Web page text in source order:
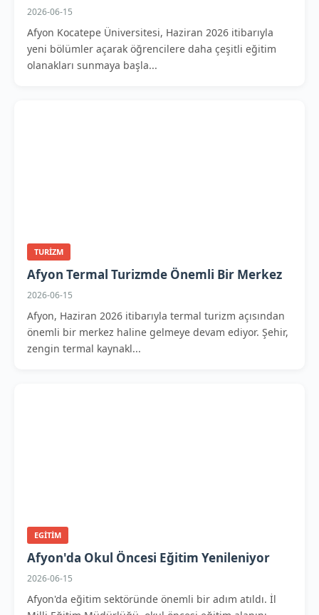
2026-06-15
Afyon Kocatepe Üniversitesi, Haziran 2026 itibarıyla
yeni bölümler açarak öğrencilere daha çeşitli eğitim
olanakları sunmaya başla...
TURIZM
Afyon Termal Turizmde Önemli Bir Merkez
2026-06-15
Afyon, Haziran 2026 itibarıyla termal turizm açısından
önemli bir merkez haline gelmeye devam ediyor. Şehir,
zengin termal kaynakl...
EGITIM
Afyon'da Okul Öncesi Eğitim Yenileniyor
2026-06-15
Afyon'da eğitim sektöründe önemli bir adım atıldı. İl